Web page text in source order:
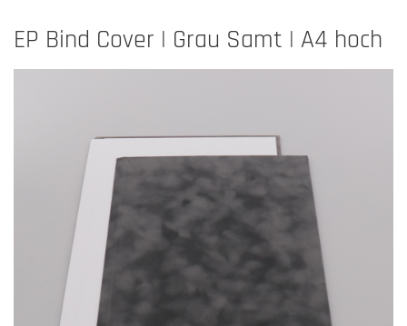
EP Bind Cover | Grau Samt | A4 hoch